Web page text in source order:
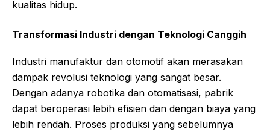
kualitas hidup.
Transformasi Industri dengan Teknologi Canggih
Industri manufaktur dan otomotif akan merasakan
dampak revolusi teknologi yang sangat besar.
Dengan adanya robotika dan otomatisasi, pabrik
dapat beroperasi lebih efisien dan dengan biaya yang
lebih rendah. Proses produksi yang sebelumnya